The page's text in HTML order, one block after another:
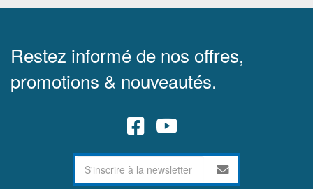
Restez informé de nos offres,
promotions & nouveautés.